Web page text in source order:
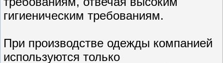
гигиеническим требованиям.
При производстве одежды компанией
используются только